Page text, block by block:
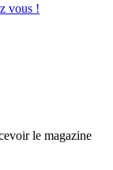
vous !
le magazine